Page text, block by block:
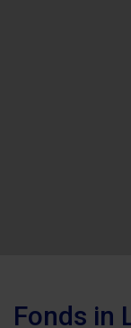
Fonds in